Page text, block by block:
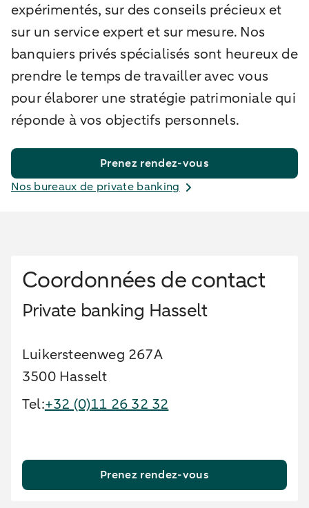
expérimentés, sur des conseils précieux et
sur un service expert et sur mesure. Nos
banquiers privés spécialisés sont heureux de
prendre le temps de travailler avec vous
pour élaborer une stratégie patrimoniale qui
réponde à vos objectifs personnels.
Prenez rendez-vous
Nos bureaux de private banking
Coordonnées de contact
Private banking Hasselt
Luikersteenweg 267A
3500 Hasselt
Tel:+32 (0)11 26 32 32
Prenez rendez-vous